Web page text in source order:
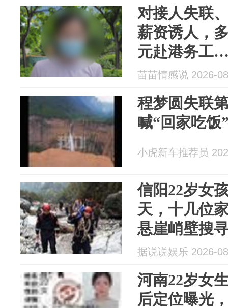
对接人失联
薪资诱人，
元赴港务工
苗苗情感说 2026-
程梦圆失联
喊“回家吃饭
小虎新车推荐员
信阳22岁女
天，十几位
悬崖峭壁搜
据说说娱乐 2026-
河南22岁女
后定位曝光